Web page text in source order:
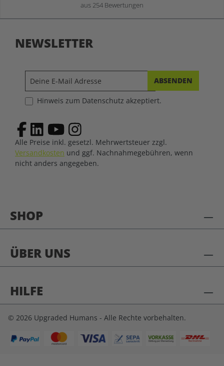
aus 254 Bewertungen
SHOP
ÜBER UNS
HILFE
NEWSLETTER
ABSENDEN
Hinweis zum Datenschutz akzeptiert.
Alle Preise inkl. gesetzl. Mehrwertsteuer zzgl.
Versandkosten und ggf. Nachnahmegebühren, wenn
nicht anders angegeben.
© 2026 Upgraded Humans - Alle Rechte vorbehalten.